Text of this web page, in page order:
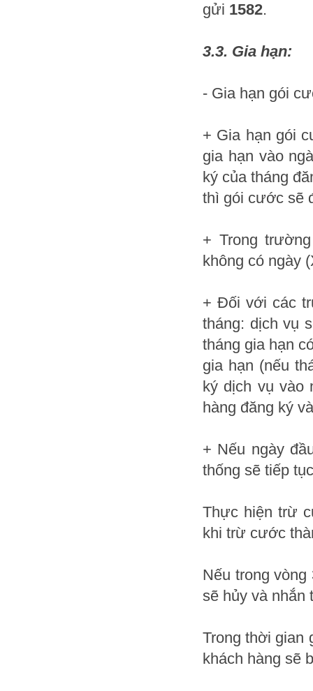
gửi 1582.
3.3. Gia hạn:
- Gia hạn gói
+ Gia hạn gói
gia hạn vào
ký của tháng
thì gói cước sẽ
+ Trong
không có ngày
+ Đối với các
tháng: dịch vụ
tháng gia hạn
gia hạn (nếu
ký dịch vụ vào
hàng đăng ký
+ Nếu ngày
thống sẽ tiếp
Thực hiện trừ
khi trừ cước
Nếu trong
sẽ hủy và nhắn
Trong thời gian
khách hàng sẽ